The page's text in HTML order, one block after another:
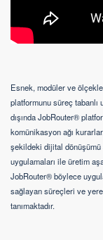
Esnek, modüler ve
platformunu süreç tabanlı
dışında JobRouter®
komünikasyon ağı
şekildeki dijital dönüşümü
uygulamaları ile üretim
JobRouter® böylece
sağlayan süreçleri ve
tanımaktadır.